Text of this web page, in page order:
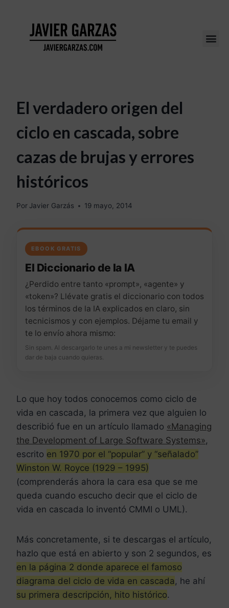
El verdadero origen del
ciclo en cascada, sobre
cazas de brujas y errores
históricos
Por Javier Garzás 19 mayo, 2014
EBOOK GRATIS
El Diccionario de la IA
¿Perdido entre tanto «prompt», «agente» y
«token»? Llévate gratis el diccionario con todos
los términos de la IA explicados en claro, sin
tecnicismos y con ejemplos. Déjame tu email y
te lo envío ahora mismo:
Sin spam. Al descargarlo te unes a mi newsletter y te puedes
dar de baja cuando quieras.
Lo que hoy todos conocemos como ciclo de
vida en cascada, la primera vez que alguien lo
describió fue en un artículo llamado «Managing
the Development of Large Software Systems»,
escrito en 1970 por el “popular” y “señalado”
Winston W. Royce (1929 – 1995)
(comprenderás ahora la cara esa que se me
queda cuando escucho decir que el ciclo de
vida en cascada lo inventó CMMI o UML).
Más concretamente, si te descargas el artículo,
hazlo que está en abierto y son 2 segundos, es
en la página 2 donde aparece el famoso
diagrama del ciclo de vida en cascada , he ahí
su primera descripción, hito histórico.